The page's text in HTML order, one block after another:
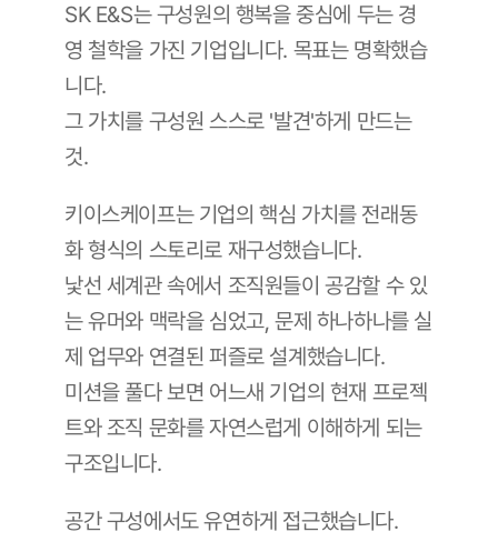
SK E&S는 구성원의 행복을 중심에 두는 경
영 철학을 가진 기업입니다. 목표는 명확했습
니다.
그 가치를 구성원 스스로 '발견'하게 만드는
것.
키이스케이프는 기업의 핵심 가치를 전래동
화 형식의 스토리로 재구성했습니다.
낯선 세계관 속에서 조직원들이 공감할 수 있
는 유머와 맥락을 심었고, 문제 하나하나를 실
제 업무와 연결된 퍼즐로 설계했습니다.
미션을 풀다 보면 어느새 기업의 현재 프로젝
트와 조직 문화를 자연스럽게 이해하게 되는
구조입니다.
공간 구성에서도 유연하게 접근했습니다.